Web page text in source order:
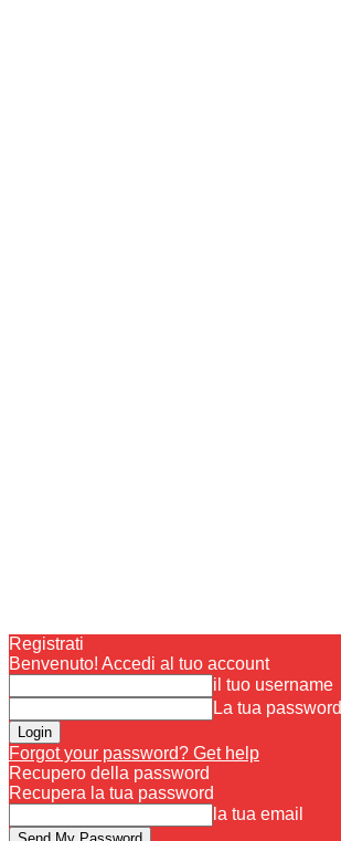
Registrati
Benvenuto! Accedi al tuo account
il tuo username
La tua password
Forgot your password? Get help
Recupero della password
Recupera la tua password
la tua email